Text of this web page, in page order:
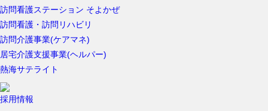
訪問看護ステーション そよかぜ
訪問看護・訪問リハビリ
訪問介護事業(ケアマネ)
居宅介護支援事業(ヘルパー)
熱海サテライト
採用情報